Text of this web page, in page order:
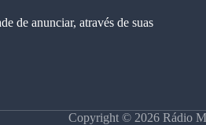
de anunciar, através de suas
Copyright © 2026 Rádio